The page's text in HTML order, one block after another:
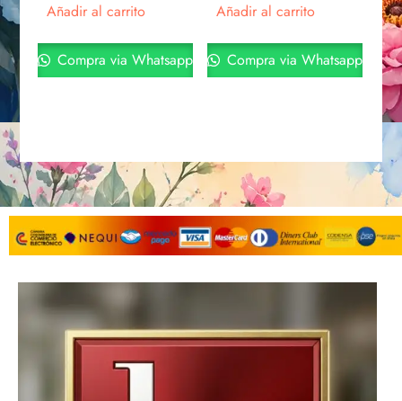
Añadir al carrito
Compra via Whatsapp
Añadir al carrito
Compra via Whatsapp